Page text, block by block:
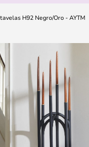
H92 Negro/Oro - AYTM